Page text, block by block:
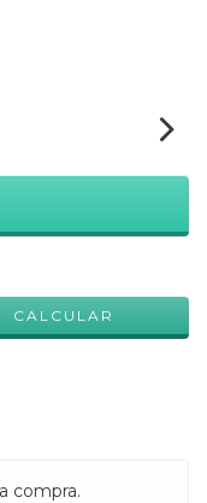
CALCULAR
compra.